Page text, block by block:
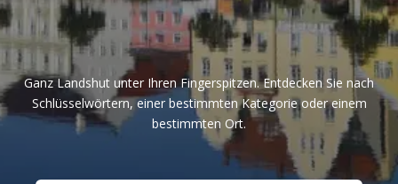
Ganz Landshut unter Ihren Fingerspitzen. Entdecken Sie nach
Schlüsselwörtern, einer bestimmten Kategorie oder einem
bestimmten Ort.